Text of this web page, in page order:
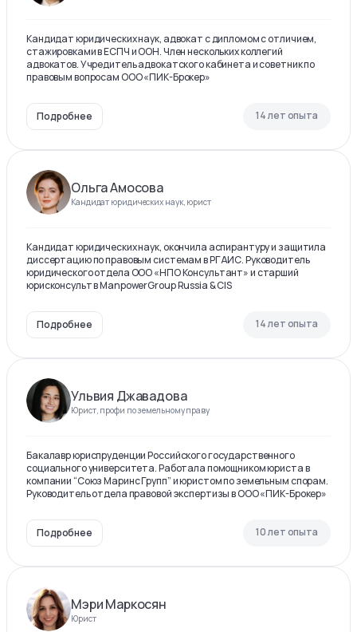
Кандидат юридических наук, адвокат с дипломом с отличием,
стажировками в ЕСПЧ и ООН. Член нескольких коллегий
адвокатов. Учредитель адвокатского кабинета и советник по
правовым вопросам ООО «ПИК-Брокер»
Подробнее 14 лет опыта
Ольга Амосова
Кандидат юридических наук, юрист
Кандидат юридических наук, окончила аспирантуру и защитила
диссертацию по правовым системам в РГАИС. Руководитель
юридического отдела ООО «НПО Консультант» и старший
юрисконсульт в ManpowerGroup Russia & CIS
Подробнее 14 лет опыта
Ульвия Джавадова
Юрист, профи по земельному праву
Бакалавр юриспруденции Российского государственного
социального университета. Работала помощником юриста в
компании “Союз Маринс Групп” и юристом по земельным спорам.
Руководитель отдела правовой экспертизы в ООО «ПИК-Брокер»
Подробнее 10 лет опыта
Мэри Маркосян
Юрист